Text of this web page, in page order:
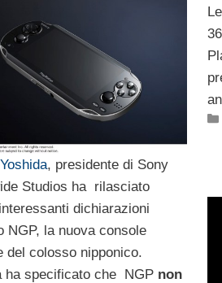
, presidente di Sony
Studios ha rilasciato
dichiarazioni
NGP, la nuova console
del colosso nipponico.
ha specificato che NGPnon